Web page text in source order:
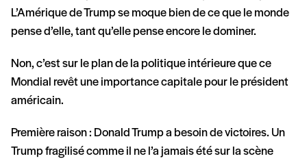
L’Amérique de Trump se moque bien de ce que le monde
pense d’elle, tant qu’elle pense encore le dominer.
Non, c’est sur le plan de la politique intérieure que ce
Mondial revêt une importance capitale pour le président
américain.
Première raison : Donald Trump a besoin de victoires. Un
Trump fragilisé comme il ne l’a jamais été sur la scène